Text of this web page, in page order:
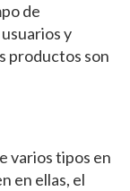
de
y
productos son
varios tipos en
en ellas, el